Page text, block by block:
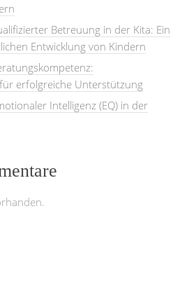
Betreuung in der Kita: Ein
Entwicklung von Kindern
erfolgreiche Unterstützung
Intelligenz (EQ) in der